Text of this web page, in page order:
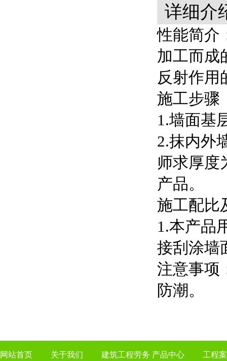
详细介
性能简介
加工而成
反射作用
施工步骤
1.墙面基
2.抹内外
师求厚度
产品。
施工配比
1.本产品
接刮涂墙
注意事项
防潮。
网站首页 关于我们 建筑工程劳务 产品中心 工程